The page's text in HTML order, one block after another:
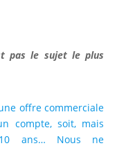
pas le sujet le plus
offre commerciale
compte, soit, mais
ans… Nous ne